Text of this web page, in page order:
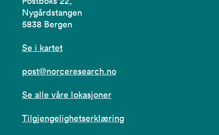
Nygårdstangen
5838 Bergen
Se i kartet
post@norceresearch.no
Se alle våre lokasjoner
Tilgjengelighetserklæring